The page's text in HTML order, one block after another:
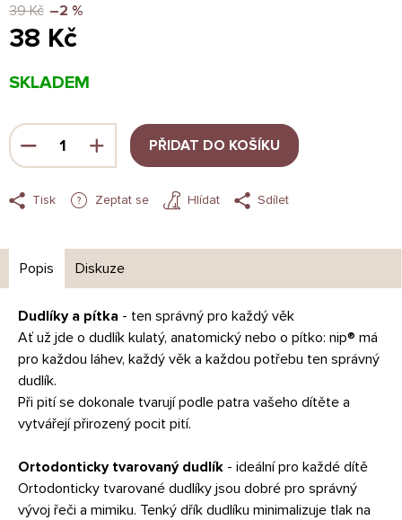
39 Kč –2 %
38 Kč
cena:
SKLADEM
PŘIDAT DO KOŠÍKU
Tisk Zeptat se Hlídat Sdílet
Popis Diskuze
Dudlíky a pítka - ten správný pro každý věk
Ať už jde o dudlík kulatý, anatomický nebo o pítko: nip® má
pro každou láhev, každý věk a každou potřebu ten správný
dudlík.
Při pití se dokonale tvarují podle patra vašeho dítěte a
vytvářejí přirozený pocit pití.
Ortodonticky tvarovaný dudlík - ideální pro každé dítě
Ortodonticky tvarované dudlíky jsou dobré pro správný
vývoj řeči a mimiku. Tenký dřík dudlíku minimalizuje tlak na